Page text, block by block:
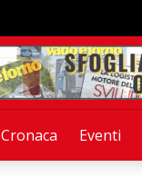
Cronaca Eventi